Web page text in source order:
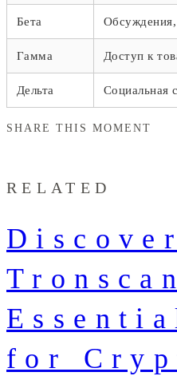
Бета Обсуждения,
Гамма Доступ к
Дельта Социальная
SHARE THIS MOMENT
RELATED
Discover
for